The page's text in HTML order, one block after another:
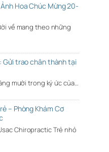
Hoa Chúc Mừng 20-
về mang theo những
Gửi trao chân thành tại
mười trong ký ức của…
– Phòng Khám Cơ
Chiropractic Trẻ nhỏ